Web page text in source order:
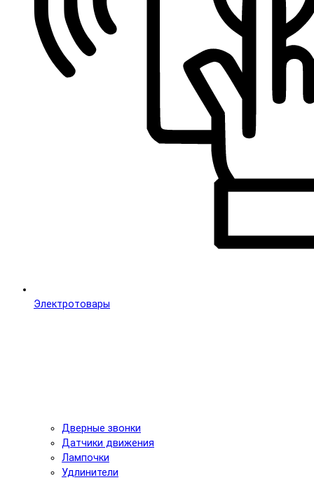
Электротовары
Дверные звонки
Датчики движения
Лампочки
Удлинители